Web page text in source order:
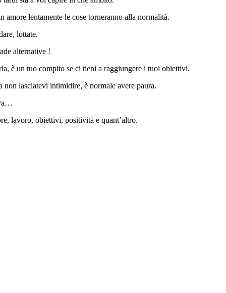
lentamente le cose torneranno alla normalità.
lottate.
alternative !
è un tuo compito se ci tieni a raggiungere i tuoi obiettivi.
non lasciatevi intimidire, è normale avere paura.
lavoro, obiettivi, positività e quant’altro.